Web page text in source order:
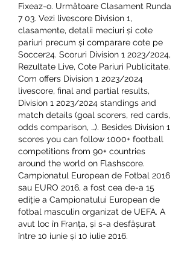
Fixeaz-o. Următoare Clasament Runda
7 03. Vezi livescore Division 1,
clasamente, detalii meciuri și cote
pariuri precum și comparare cote pe
Soccer24. Scoruri Division 1 2023/2024,
Rezultate Live, Cote Pariuri Publicitate.
Com offers Division 1 2023/2024
livescore, final and partial results,
Division 1 2023/2024 standings and
match details (goal scorers, red cards,
odds comparison, …). Besides Division 1
scores you can follow 1000+ football
competitions from 90+ countries
around the world on Flashscore.
Campionatul European de Fotbal 2016
sau EURO 2016, a fost cea de-a 15
ediție a Campionatului European de
fotbal masculin organizat de UEFA. A
avut loc în Franța, și s-a desfășurat
între 10 iunie și 10 iulie 2016.